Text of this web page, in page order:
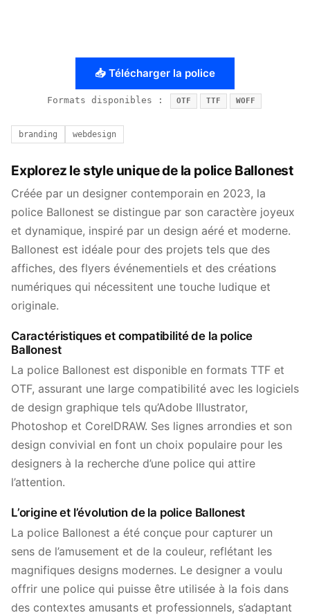
📥 Télécharger la police
Formats disponibles : OTF TTF WOFF
branding webdesign
Explorez le style unique de la police Ballonest
Créée par un designer contemporain en 2023, la
police Ballonest se distingue par son caractère joyeux
et dynamique, inspiré par un design aéré et moderne.
Ballonest est idéale pour des projets tels que des
affiches, des flyers événementiels et des créations
numériques qui nécessitent une touche ludique et
originale.
Caractéristiques et compatibilité de la police
Ballonest
La police Ballonest est disponible en formats TTF et
OTF, assurant une large compatibilité avec les logiciels
de design graphique tels qu’Adobe Illustrator,
Photoshop et CorelDRAW. Ses lignes arrondies et son
design convivial en font un choix populaire pour les
designers à la recherche d’une police qui attire
l’attention.
L’origine et l’évolution de la police Ballonest
La police Ballonest a été conçue pour capturer un
sens de l’amusement et de la couleur, reflétant les
magnifiques designs modernes. Le designer a voulu
offrir une police qui puisse être utilisée à la fois dans
des contextes amusants et professionnels, s’adaptant